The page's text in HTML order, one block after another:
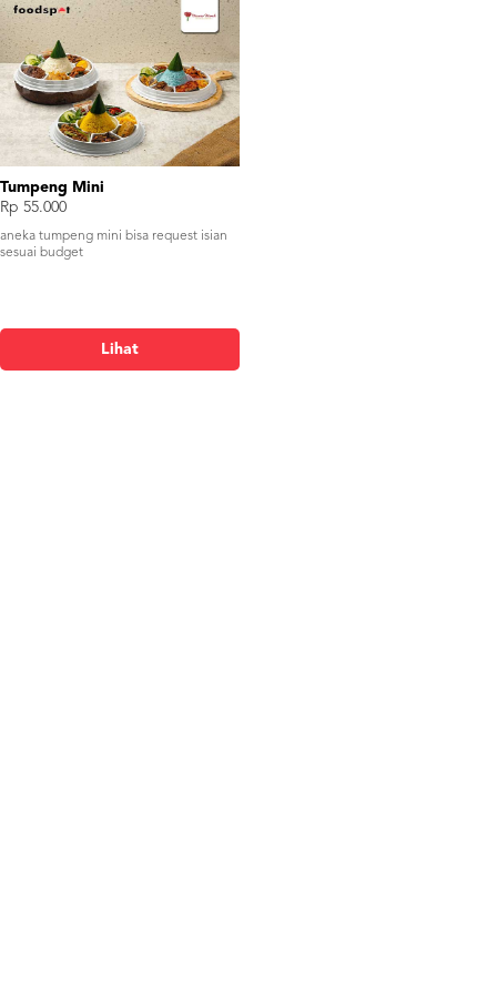
Tumpeng Mini
Rp 55.000
aneka tumpeng mini bisa request isian
sesuai budget
Lihat